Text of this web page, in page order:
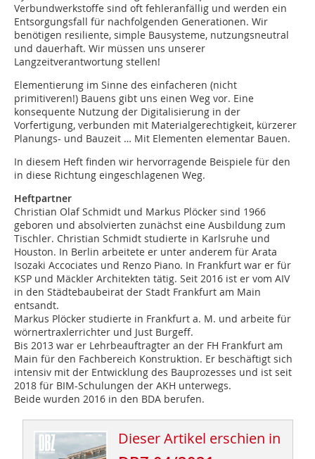
Verbundwerkstoffe sind oft fehleranfällig und werden ein
Entsorgungsfall für nachfolgenden Generationen. Wir
benötigen resiliente, simple Bausysteme, nutzungsneutral
und dauerhaft. Wir müssen uns unserer
Langzeitverantwortung stellen!
Elementierung im Sinne des einfacheren (nicht
primitiveren!) Bauens gibt uns einen Weg vor. Eine
konsequente Nutzung der Digitalisierung in der
Vorfertigung, verbunden mit Materialgerechtigkeit, kürzerer
Planungs- und Bauzeit … Mit Elementen elementar Bauen.
In diesem Heft finden wir hervorragende Beispiele für den
in diese Richtung eingeschlagenen Weg.
Heftpartner
Christian Olaf Schmidt und Markus Plöcker sind 1966
geboren und ­absolvierten zunächst eine Aus­bildung zum
Tischler. Christian Schmidt studierte in Karlsruhe und
Houston. In Berlin arbeitete er ­unter anderem für Arata
Isozaki Accociates und Renzo Piano. In Frankfurt war er für
KSP und Mäckler Architekten tätig. Seit 2016 ist er vom AIV
in den Städtebaubeirat der Stadt Frankfurt am Main
entsandt.
Markus Plöcker studierte in Frankfurt a. M. und arbeite für
wörnertraxlerrichter und Just Burgeff.
Bis 2013 war er Lehrbeauftragter an der FH Frankfurt am
Main für den Fachbereich Konstruktion. Er beschäftigt sich
intensiv mit der Entwicklung des Bauprozesses und ist seit
2018 für BIM-Schulungen der AKH unterwegs.
Beide wurden 2016 in den BDA ­berufen.
Dieser Artikel erschien in